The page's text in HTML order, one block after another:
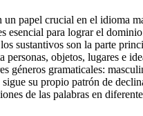
un papel crucial en el idioma
esencial para lograr el
sustantivos son la parte
personas, objetos, lugares e
géneros gramaticales:
su propio patrón de
de las palabras en